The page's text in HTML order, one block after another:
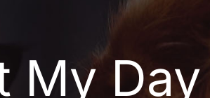
My Day